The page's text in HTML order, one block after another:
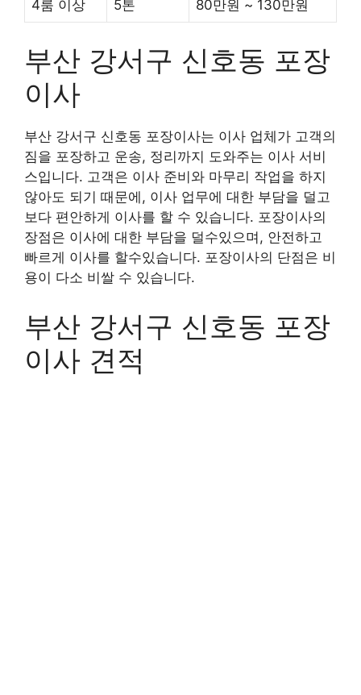
4룸 이상 5톤 80만원 ~ 130만원
부산 강서구 신호동 포장
이사
부산 강서구 신호동 포장이사는 이사 업체가 고객의
짐을 포장하고 운송, 정리까지 도와주는 이사 서비
스입니다. 고객은 이사 준비와 마무리 작업을 하지
않아도 되기 때문에, 이사 업무에 대한 부담을 덜고
보다 편안하게 이사를 할 수 있습니다. 포장이사의
장점은 이사에 대한 부담을 덜수있으며, 안전하고
빠르게 이사를 할수있습니다. 포장이사의 단점은 비
용이 다소 비쌀 수 있습니다.
부산 강서구 신호동 포장
이사 견적